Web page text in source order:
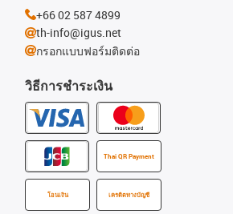
วิธีการชำระเงิน
Thai QR Payment
โอนเงิน เครดิตทางบัญชี
+66 02 587 4899
th-info@igus.net
กรอกแบบฟอร์มติดต่อ